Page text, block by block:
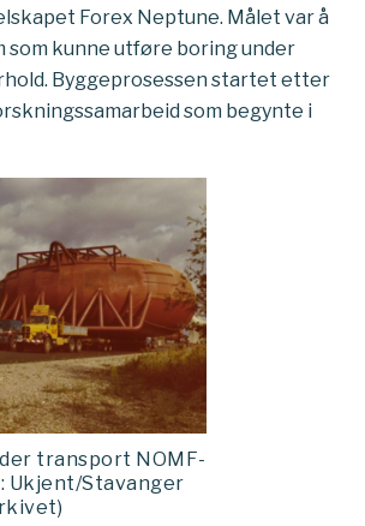
Forex Neptune. Målet var å
som kunne utføre boring under
Byggeprosessen startet etter
som begynte i
transport NOMF-
Ukjent/Stavanger